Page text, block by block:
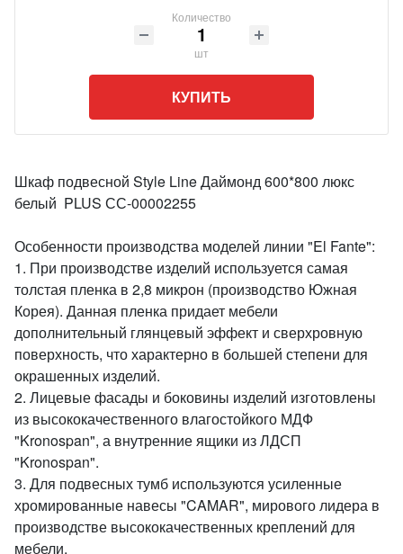
Количество
шт
КУПИТЬ
Шкаф подвесной Style Line Даймонд 600*800 люкс
белый PLUS СС-00002255
Особенности производства моделей линии "El Fante":
1. При производстве изделий используется самая
толстая пленка в 2,8 микрон (производство Южная
Корея). Данная пленка придает мебели
дополнительный глянцевый эффект и сверхровную
поверхность, что характерно в большей степени для
окрашенных изделий.
2. Лицевые фасады и боковины изделий изготовлены
из высококачественного влагостойкого МДФ
"Kronospan", а внутренние ящики из ЛДСП
"Kronospan".
3. Для подвесных тумб используются усиленные
хромированные навесы "CAMAR", мирового лидера в
производстве высококачественных креплений для
мебели.